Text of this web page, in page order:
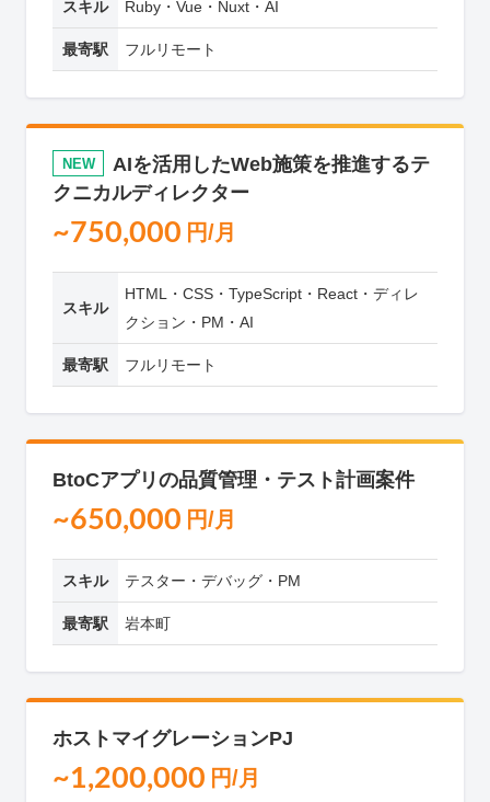
スキル Ruby・Vue・Nuxt・AI
最寄駅 フルリモート
NEW
AIを活用したWeb施策を推進するテ
クニカルディレクター
~750,000 円/月
スキル
HTML・CSS・TypeScript・React・ディレ
クション・PM・AI
最寄駅 フルリモート
BtoCアプリの品質管理・テスト計画案件
~650,000 円/月
スキル テスター・デバッグ・PM
最寄駅 岩本町
ホストマイグレーションPJ
~1,200,000 円/月